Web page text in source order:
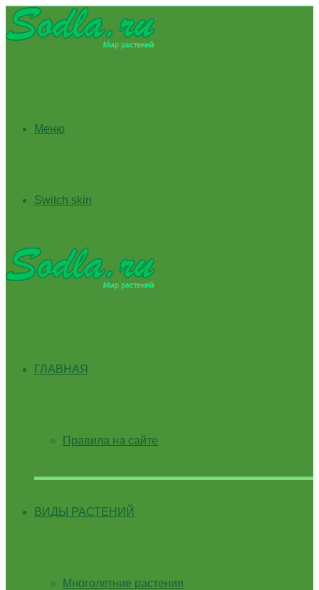
Меню
Switch skin
ГЛАВНАЯ
Правила на сайте
ВИДЫ РАСТЕНИЙ
Многолетние растения